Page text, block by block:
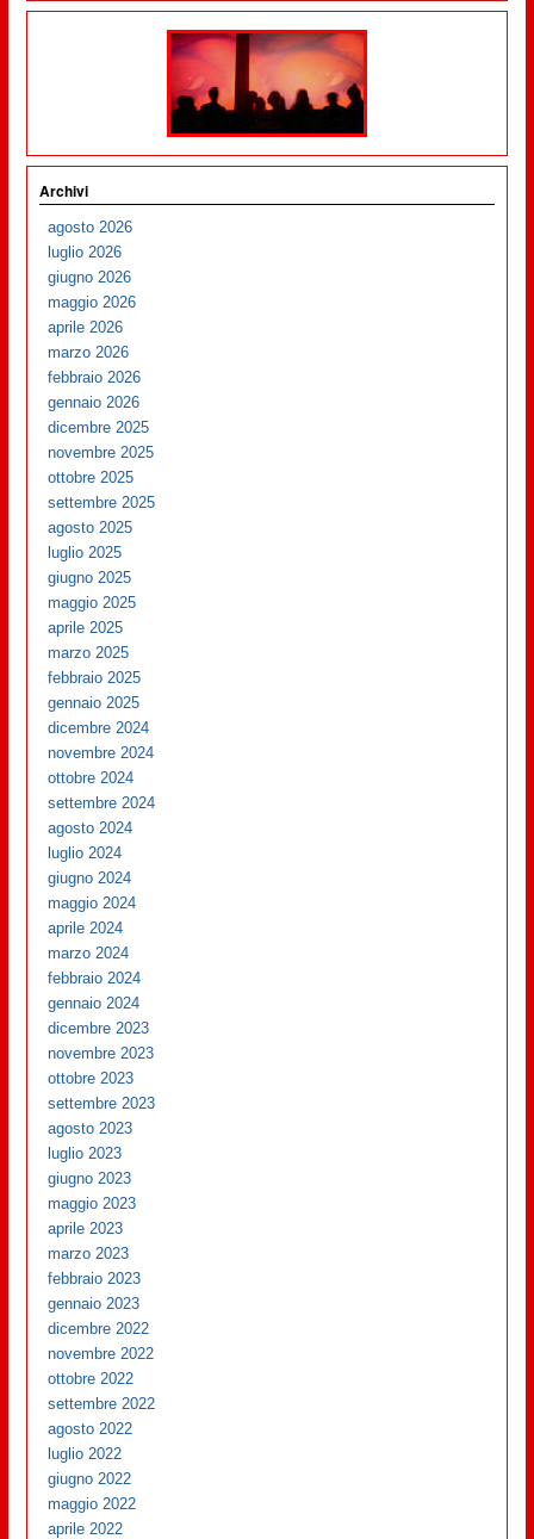
Archivi
agosto 2026
luglio 2026
giugno 2026
maggio 2026
aprile 2026
marzo 2026
febbraio 2026
gennaio 2026
dicembre 2025
novembre 2025
ottobre 2025
settembre 2025
agosto 2025
luglio 2025
giugno 2025
maggio 2025
aprile 2025
marzo 2025
febbraio 2025
gennaio 2025
dicembre 2024
novembre 2024
ottobre 2024
settembre 2024
agosto 2024
luglio 2024
giugno 2024
maggio 2024
aprile 2024
marzo 2024
febbraio 2024
gennaio 2024
dicembre 2023
novembre 2023
ottobre 2023
settembre 2023
agosto 2023
luglio 2023
giugno 2023
maggio 2023
aprile 2023
marzo 2023
febbraio 2023
gennaio 2023
dicembre 2022
novembre 2022
ottobre 2022
settembre 2022
agosto 2022
luglio 2022
giugno 2022
maggio 2022
aprile 2022